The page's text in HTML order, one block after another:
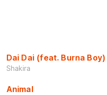
Dai Dai (feat. Burna Boy)
Shakira
Animal